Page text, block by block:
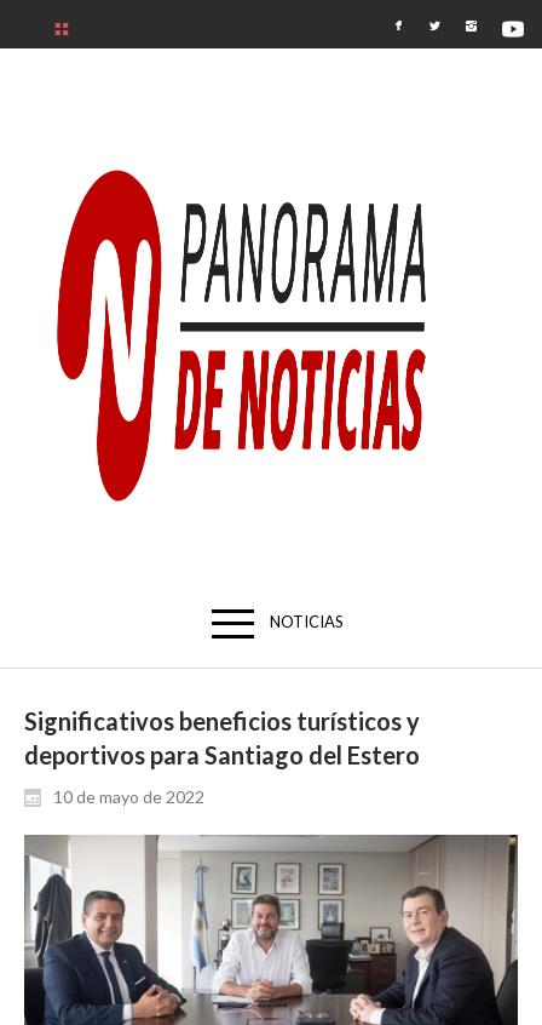
NOTICIAS
Significativos beneficios turísticos y
deportivos para Santiago del Estero
10 de mayo de 2022